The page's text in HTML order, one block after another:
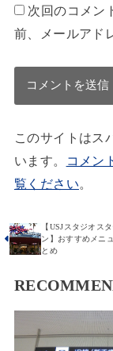
次回のコメン
前、メールアド
このサイトはス
います。
コメン
覧ください。
【USJスタジオス
ン】おすすめメニ
とめ